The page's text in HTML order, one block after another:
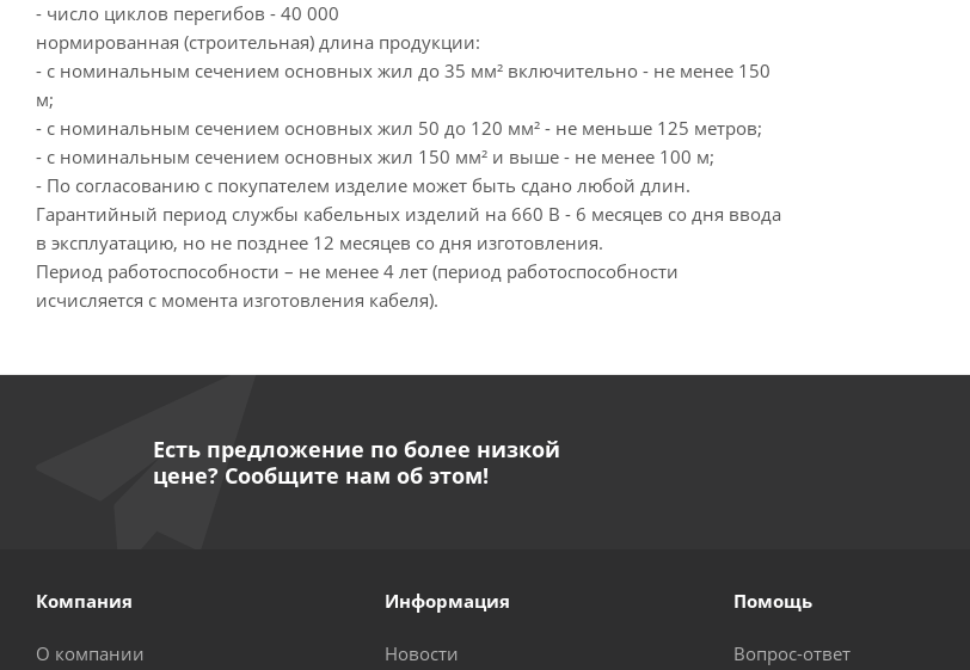
- число циклов перегибов - 40 000
нормированная (строительная) длина продукции:
- с номинальным сечением основных жил до 35 мм² включительно - не менее 150
м;
- с номинальным сечением основных жил 50 до 120 мм² - не меньше 125 метров;
- с номинальным сечением основных жил 150 мм² и выше - не менее 100 м;
- По согласованию с покупателем изделие может быть сдано любой длин.
Гарантийный период службы кабельных изделий на 660 В - 6 месяцев со дня ввода
в эксплуатацию, но не позднее 12 месяцев со дня изготовления.
Период работоспособности – не менее 4 лет (период работоспособности
исчисляется с момента изготовления кабеля).
Есть предложение по более низкой
цене? Сообщите нам об этом!
Компания
О компании
Информация
Новости
Помощь
Вопрос-ответ